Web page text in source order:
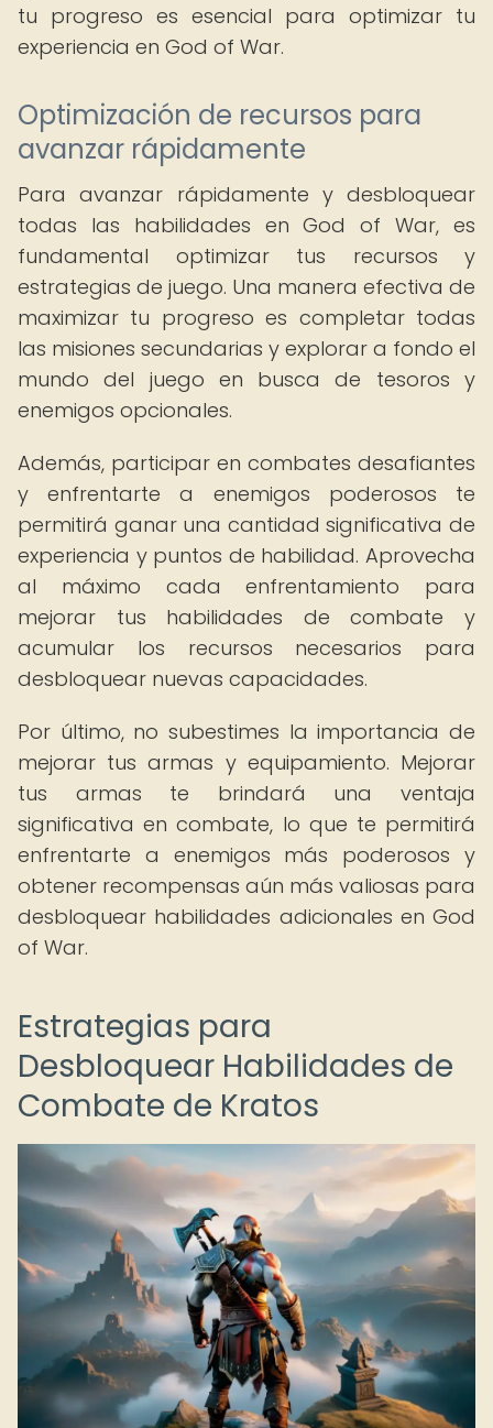
tu progreso es esencial para optimizar tu
experiencia en God of War.
Optimización de recursos para
avanzar rápidamente
Para avanzar rápidamente y desbloquear
todas las habilidades en God of War, es
fundamental optimizar tus recursos y
estrategias de juego. Una manera efectiva de
maximizar tu progreso es completar todas
las misiones secundarias y explorar a fondo el
mundo del juego en busca de tesoros y
enemigos opcionales.
Además, participar en combates desafiantes
y enfrentarte a enemigos poderosos te
permitirá ganar una cantidad significativa de
experiencia y puntos de habilidad. Aprovecha
al máximo cada enfrentamiento para
mejorar tus habilidades de combate y
acumular los recursos necesarios para
desbloquear nuevas capacidades.
Por último, no subestimes la importancia de
mejorar tus armas y equipamiento. Mejorar
tus armas te brindará una ventaja
significativa en combate, lo que te permitirá
enfrentarte a enemigos más poderosos y
obtener recompensas aún más valiosas para
desbloquear habilidades adicionales en God
of War.
Estrategias para
Desbloquear Habilidades de
Combate de Kratos